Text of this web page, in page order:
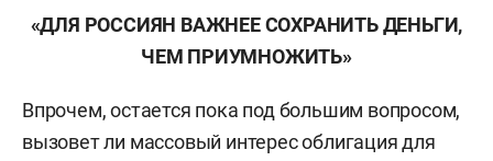
«ДЛЯ РОССИЯН ВАЖНЕЕ СОХРАНИТЬ ДЕНЬГИ,
ЧЕМ ПРИУМНОЖИТЬ»
Впрочем, остается пока под большим вопросом,
вызовет ли массовый интерес облигация для